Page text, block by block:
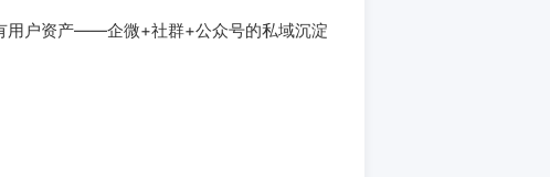
户资产——企微+社群+公众号的私域沉淀